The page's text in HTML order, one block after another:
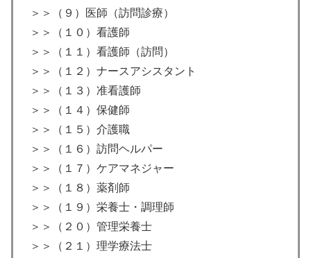
＞＞（９）医師（訪問診療）
＞＞（１０）看護師
＞＞（１１）看護師（訪問）
＞＞（１２）ナースアシスタント
＞＞（１３）准看護師
＞＞（１４）保健師
＞＞（１５）介護職
＞＞（１６）訪問ヘルパー
＞＞（１７）ケアマネジャー
＞＞（１８）薬剤師
＞＞（１９）栄養士・調理師
＞＞（２０）管理栄養士
＞＞（２１）理学療法士